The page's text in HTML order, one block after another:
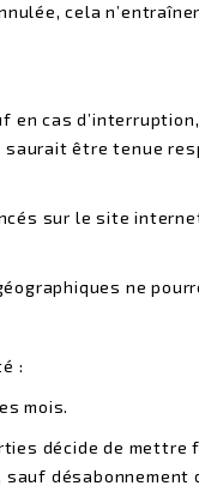
cela
cas
être tenue
sur le site
ne
:
mois.
décide de